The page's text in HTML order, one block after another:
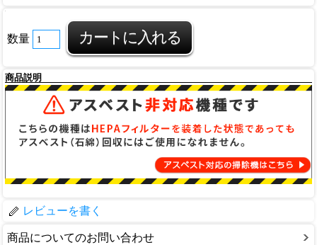
数量
商品説明
レビューを書く
商品についてのお問い合わせ